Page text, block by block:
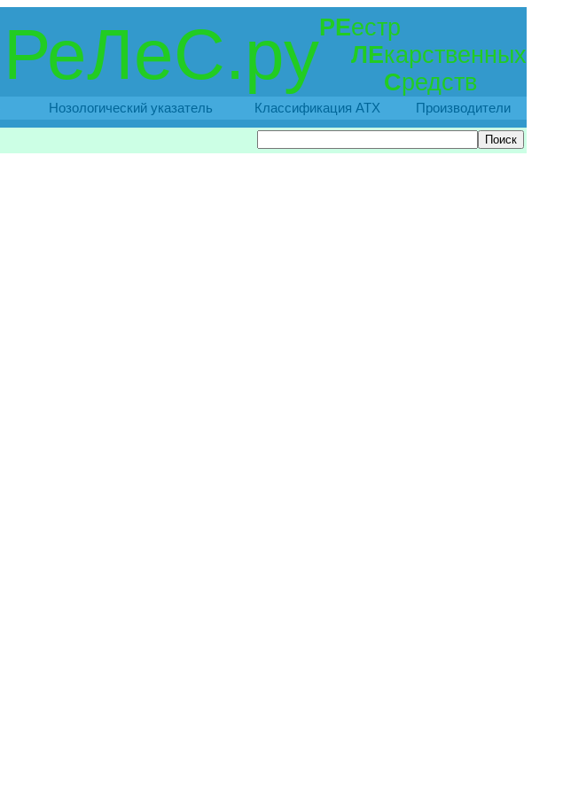
РеЛеС.руРЕестр
ЛЕкарственных
Средств
Нозологический указатель Классификация АТХ Производители